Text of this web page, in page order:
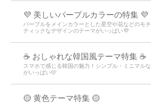
💜 美しいパープルカラーの特集 💜
パープルをメインカラーとした星空や花などのモ
ティックなデザインのテーマがいっぱい💜
☕ おしゃれな韓国風テーマ特集 ☕
スマホで感じる韓国の魅力！シンプル・ミニマル
がいっぱい🩷
🟡 黄色テーマ特集 🟡